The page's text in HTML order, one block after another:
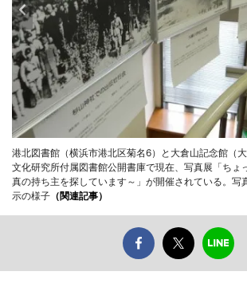
港北図書館（横浜市港北区菊名6）と大倉山記念館（
文化研究所付属図書館公開書庫で現在、写真展「ちょ
真の持ち主を探しています～」が開催されている。写
示の様子 （関連記事）